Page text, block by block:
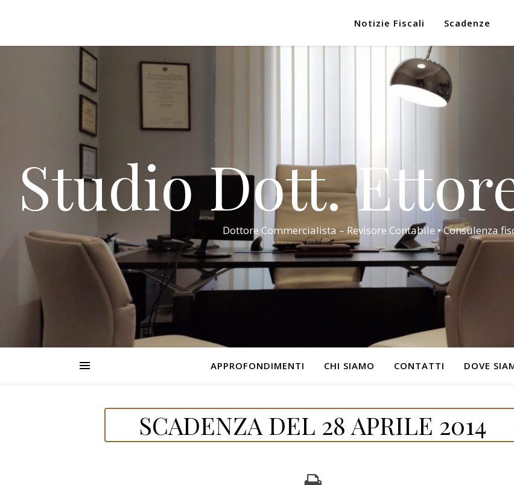
Notizie Fiscali Scadenze
Studio Dott.
Dottore Commercialista – Revisore Contabile • Consulenza
APPROFONDIMENTI CHI SIAMO CONTATTI DOVE
SCADENZA DEL 28 APRILE 2014